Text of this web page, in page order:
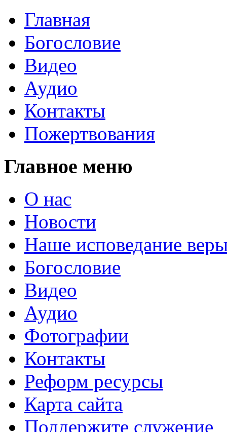
Главная
Богословие
Видео
Аудио
Контакты
Пожертвования
Главное меню
О нас
Новости
Наше исповедание
Богословие
Видео
Аудио
Фотографии
Контакты
Реформ ресурсы
Карта сайта
Поддержите служение